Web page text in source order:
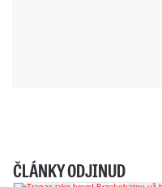
ČLÁNKY ODJINUD